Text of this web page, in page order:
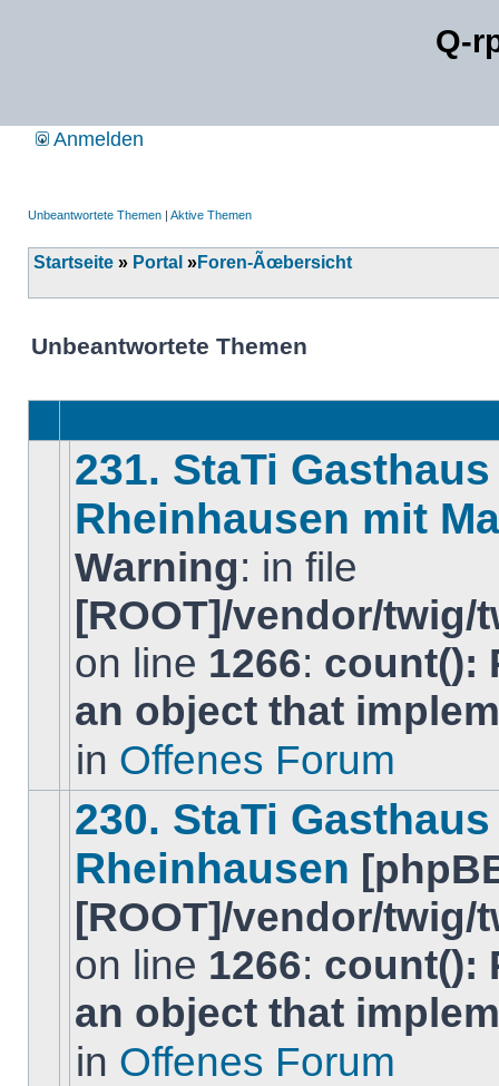
Q-
Anmelden
Unbeantwortete Themen | Aktive Themen
Startseite » Portal »Foren-Ãœbersicht
Unbeantwortete Themen
gibt
keine
ungelesenen
diesem
Thema.
231. StaTi
Rheinhausen mit
Warning: in file
[ROOT]/vendor/
on line 1266: count():
an object that
in Offenes Forum
gibt
keine
neuen
BeitrÃ¤ge
230. StaTi
Rheinhausen
[ROOT]/vendor/
on line 1266: count():
an object that
in Offenes Forum